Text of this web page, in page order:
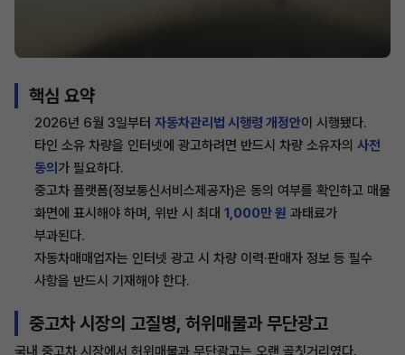
핵심 요약
2026년 6월 3일부터 자동차관리법 시행령 개정안이 시행됐다.
타인 소유 차량을 인터넷에 광고하려면 반드시 차량 소유자의 사전
동의 가 필요하다.
중고차 플랫폼(정보통신서비스제공자)은 동의 여부를 확인하고 매물
화면에 표시해야 하며, 위반 시 최대 1,000만 원 과태료가
부과된다.
자동차매매업자는 인터넷 광고 시 차량 이력·판매자 정보 등 필수
사항을 반드시 기재해야 한다.
중고차 시장의 고질병, 허위매물과 무단광고
국내 중고차 시장에서 허위매물과 무단광고는 오랜 골칫거리였다.